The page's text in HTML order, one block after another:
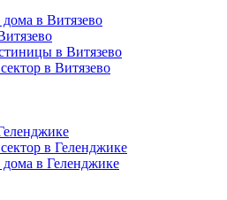
дома в Витязево
в Витязево
в Витязево
в Геленджике
дома в Геленджике